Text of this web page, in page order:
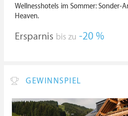
Wellnesshotels im Sommer: Sonder-
Heaven.
Ersparnis bis zu -20 %
GEWINNSPIEL